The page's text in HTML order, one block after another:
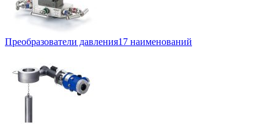
Преобразователи давления17 наименований